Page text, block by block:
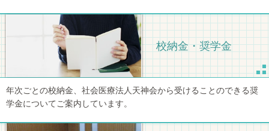
校納金・奨学金
年次ごとの校納金、社会医療法人天神会から受けることのできる奨
学金についてご案内しています。